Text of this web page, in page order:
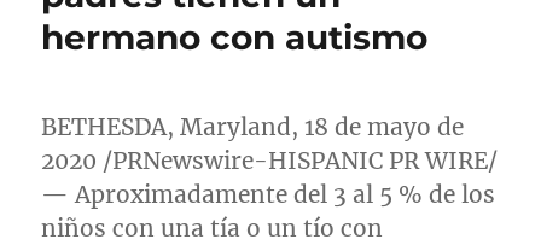
hermano con autismo
BETHESDA, Maryland, 18 de mayo de
2020 /PRNewswire-HISPANIC PR WIRE/
— Aproximadamente del 3 al 5 % de los
niños con una tía o un tío con